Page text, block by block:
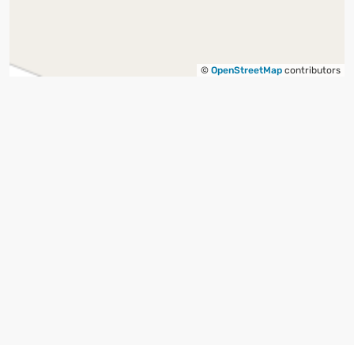
© OpenStreetMap contributors